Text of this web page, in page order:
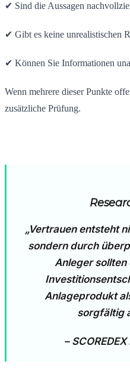
✔ Sind die Aussagen
✔ Gibt es keine unrealistischen
✔ Können Sie Informationen
Wenn mehrere dieser Punkte
zusätzliche Prüfung.
„Vertrauen entsteht
sondern durch
Anleger
Anlageprodukt
sorgfältig
–